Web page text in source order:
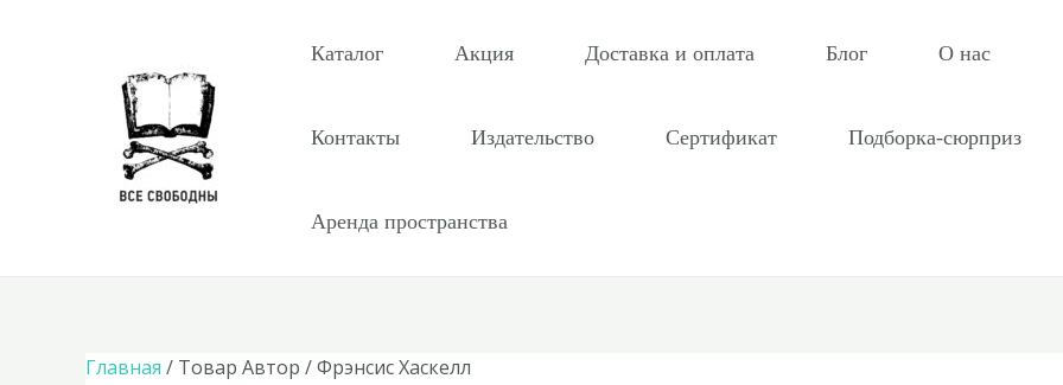
содержимому
Каталог Акция Доставка и оплата Блог О нас
Контакты Издательство Сертификат Подборка-сюрприз
Аренда пространства
Главная / Товар Автор / Фрэнсис Хаскелл